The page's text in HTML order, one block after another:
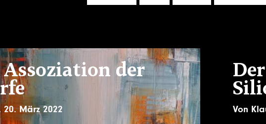
Assoziation der
20. März 2022 Von